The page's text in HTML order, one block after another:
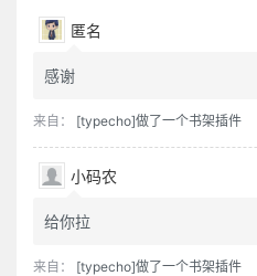
匿名
感谢
来自： [typecho]做了一个书架插件
小码农
给你拉
来自： [typecho]做了一个书架插件